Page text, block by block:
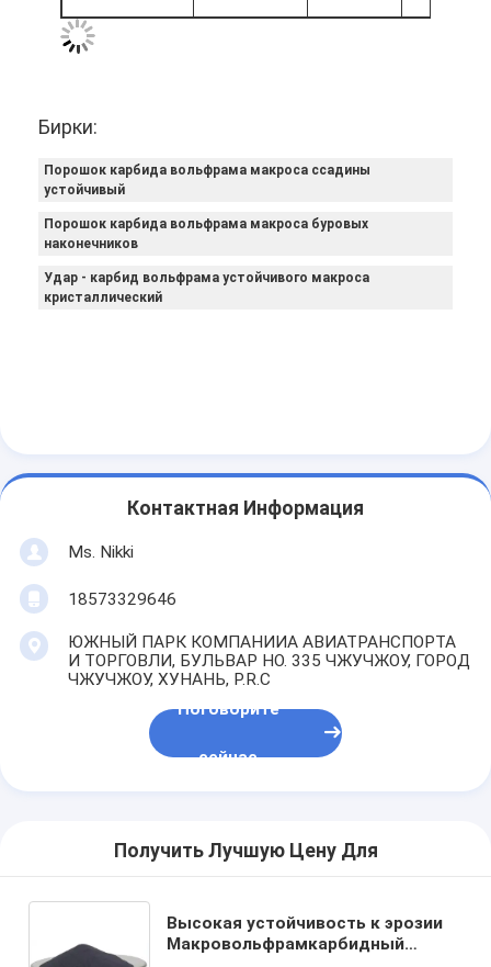
Контроль качества
Свяжитесь с нами
Поговорите сейчас
Брошенный порошок карбида вольфрама
Порошок хромия никеля
Бирки:
Порошок карбида вольфрама макроса ссадины
устойчивый
Порошок карбида вольфрама макроса буровых
наконечников
Удар - карбид вольфрама устойчивого макроса
кристаллический
Контактная Информация
Ms. Nikki
18573329646
ЮЖНЫЙ ПАРК КОМПАНИИА АВИАТРАНСПОРТА
И ТОРГОВЛИ, БУЛЬВАР НО. 335 ЧЖУЧЖОУ, ГОРОД
ЧЖУЧЖОУ, ХУНАНЬ, P.R.C
Поговорите
сейчас
Получить Лучшую Цену Для
Высокая устойчивость к эрозии
Макровольфрамкарбидный